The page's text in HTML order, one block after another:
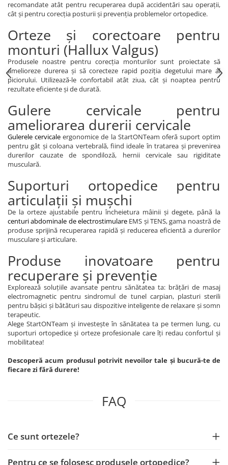
recomandate atât pentru recuperarea după accidentări sau operații,
cât și pentru corecția posturii și prevenția problemelor ortopedice.
Orteze și corectoare pentru
monturi (Hallux Valgus)
Produsele noastre pentru corecția monturilor sunt proiectate să
amelioreze durerea și să corecteze rapid poziția degetului mare al
piciorului. Utilizează-le confortabil atât ziua, cât și noaptea pentru
rezultate eficiente și de durată.
Gulere cervicale pentru
ameliorarea durerii cervicale
Gulerele cervicale ergonomice de la StartONTeam oferă suport optim
pentru gât și coloana vertebrală, fiind ideale în tratarea și prevenirea
durerilor cauzate de spondiloză, hernii cervicale sau rigiditate
musculară.
Suporturi ortopedice pentru
articulații și mușchi
De la orteze ajustabile pentru încheietura mâinii și degete, până la
centuri abdominale de electrostimulare EMS și TENS, gama noastră de
produse sprijină recuperarea rapidă și reducerea eficientă a durerilor
musculare și articulare.
Produse inovatoare pentru
recuperare și prevenție
Explorează soluțiile avansate pentru sănătatea ta: brățări de masaj
electromagnetic pentru sindromul de tunel carpian, plasturi sterili
pentru bășici și bătături sau dispozitive inteligente de relaxare și somn
terapeutic.
Alege StartONTeam și investește în sănătatea ta pe termen lung, cu
suporturi ortopedice și orteze profesionale care îți redau confortul și
mobilitatea!
Descoperă acum produsul potrivit nevoilor tale și bucură-te de
fiecare zi fără durere!
FAQ
Ce sunt ortezele?
Pentru ce se folosesc produsele ortopedice?